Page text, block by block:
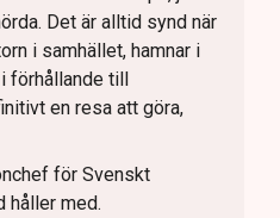
Det är alltid synd när
i samhället, hamnar i
till
en resa att göra,
för Svenskt
håller med.